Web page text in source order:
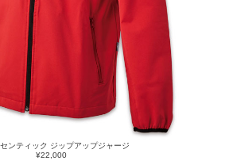
ンティック ジップアップジャージ
¥22,000